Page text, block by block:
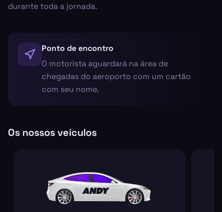
durante toda a jornada.
Ponto de encontro
O motorista aguardará na área de
chegadas do aeroporto com um cartão
com seu nome.
Os nossos veículos